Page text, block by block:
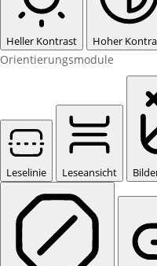
Heller Kontrast Hoher
Orientierungsmodule
Leselinie Leseansicht